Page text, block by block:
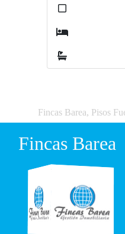
Fincas Barea, Pisos
Fincas Barea